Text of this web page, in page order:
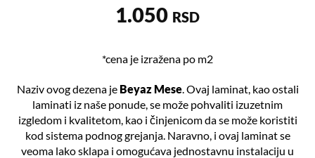
1.050 RSD
*cena je izražena po m2
Naziv ovog dezena je Beyaz Mese. Ovaj laminat, kao ostali
laminati iz naše ponude, se može pohvaliti izuzetnim
izgledom i kvalitetom, kao i činjenicom da se može koristiti
kod sistema podnog grejanja. Naravno, i ovaj laminat se
veoma lako sklapa i omogućava jednostavnu instalaciju u